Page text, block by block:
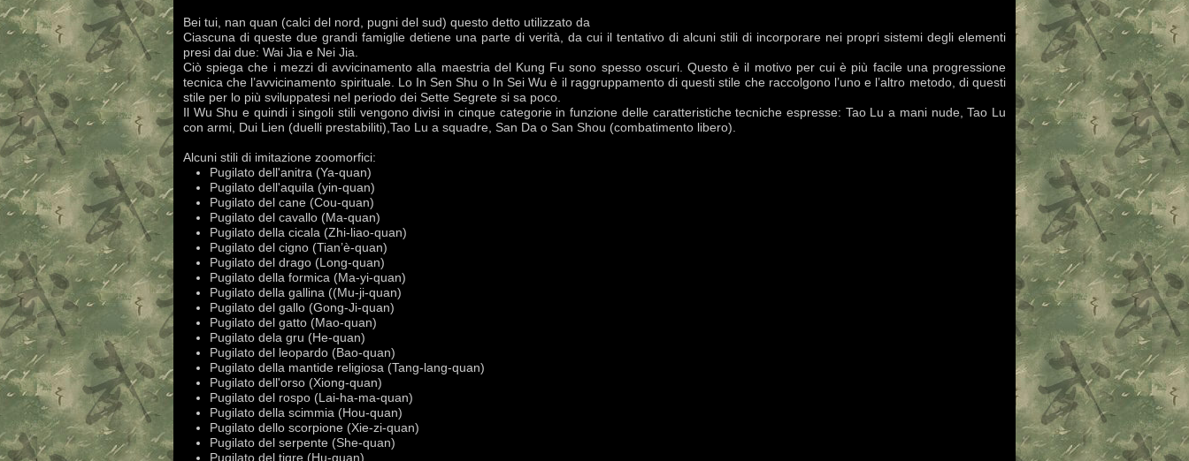
Bei tui, nan quan (calci del nord, pugni del sud) questo detto utilizzato da
Ciascuna di queste due grandi famiglie detiene una parte di verità, da cui il tentativo di alcuni stili di incorporare nei propri sistemi degli elementi
presi dai due: Wai Jia e Nei Jia.
Ciò spiega che i mezzi di avvicinamento alla maestria del Kung Fu sono spesso oscuri. Questo è il motivo per cui è più facile una progressione
tecnica che l’avvicinamento spirituale. Lo In Sen Shu o In Sei Wu è il raggruppamento di questi stile che raccolgono l’uno e l’altro metodo, di questi
stile per lo più sviluppatesi nel periodo dei Sette Segrete si sa poco.
Il Wu Shu e quindi i singoli stili vengono divisi in cinque categorie in funzione delle caratteristiche tecniche espresse: Tao Lu a mani nude, Tao Lu
con armi, Dui Lien (duelli prestabiliti),Tao Lu a squadre, San Da o San Shou (combatimento libero).
Alcuni stili di imitazione zoomorfici:
Pugilato dell'anitra (Ya-quan)
Pugilato dell'aquila (yin-quan)
Pugilato del cane (Cou-quan)
Pugilato del cavallo (Ma-quan)
Pugilato della cicala (Zhi-liao-quan)
Pugilato del cigno (Tian’è-quan)
Pugilato del drago (Long-quan)
Pugilato della formica (Ma-yi-quan)
Pugilato della gallina ((Mu-ji-quan)
Pugilato del gallo (Gong-Ji-quan)
Pugilato del gatto (Mao-quan)
Pugilato dela gru (He-quan)
Pugilato del leopardo (Bao-quan)
Pugilato della mantide religiosa (Tang-lang-quan)
Pugilato dell'orso (Xiong-quan)
Pugilato del rospo (Lai-ha-ma-quan)
Pugilato della scimmia (Hou-quan)
Pugilato dello scorpione (Xie-zi-quan)
Pugilato del serpente (She-quan)
Pugilato del tigre (Hu-quan)